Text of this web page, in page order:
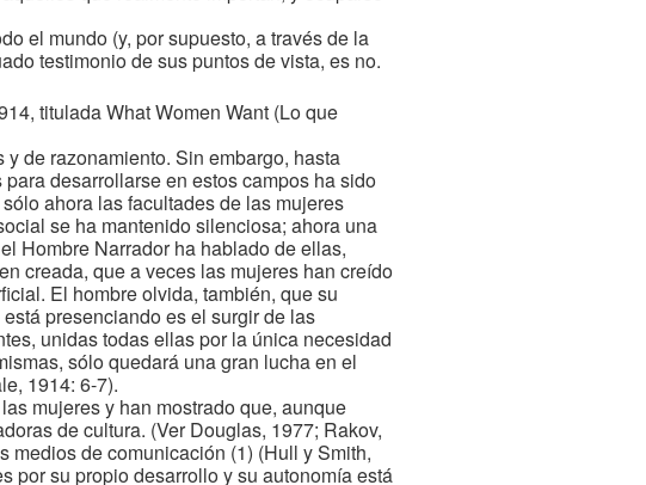
el mundo (y, por supuesto, a través de la
testimonio de sus puntos de vista, es no.
titulada What Women Want (Lo que
de razonamiento. Sin embargo, hasta
desarrollarse en estos campos ha sido
ahora las facultades de las mujeres
se ha mantenido silenciosa; ahora una
Hombre Narrador ha hablado de ellas,
creada, que a veces las mujeres han creído
El hombre olvida, también, que su
presenciando es el surgir de las
unidas todas ellas por la única necesidad
sólo quedará una gran lucha en el
1914: 6-7).
mujeres y han mostrado que, aunque
de cultura. (Ver Douglas, 1977; Rakov,
de comunicación (1) (Hull y Smith,
por su propio desarrollo y su autonomía está